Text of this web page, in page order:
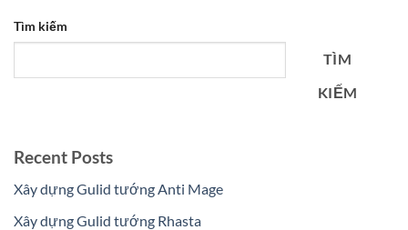
Tìm kiếm
TÌM
KIẾM
Recent Posts
Xây dựng Gulid tướng Anti Mage
Xây dựng Gulid tướng Rhasta